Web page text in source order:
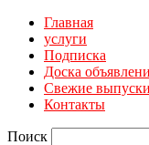
Главная
услуги
Подписка
Доска
Свежие выпуски
Контакты
Поиск